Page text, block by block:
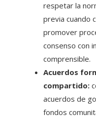
respetar la
previa cuando
promover
consenso con
comprensible.
Acuerdos
compartido:
acuerdos de
fondos